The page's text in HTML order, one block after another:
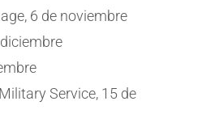
6 de noviembre
Service, 15 de